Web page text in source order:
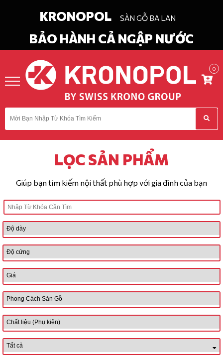
KRONOPOL SÀN GỖ BA LAN
BẢO HÀNH CẢ NGẬP NƯỚC
0
DANH
MỤC
DANH MỤC SẢN PHẨM
Kronopol
Aqua
Zero
Infinity
–
10mm/AC5
TIN TỨC
LIÊN HỆ
SẢN PHẨM
LỌC SẢN PHẨM
Giúp bạn tìm kiếm nội thất phù hợp với gia đình của bạn